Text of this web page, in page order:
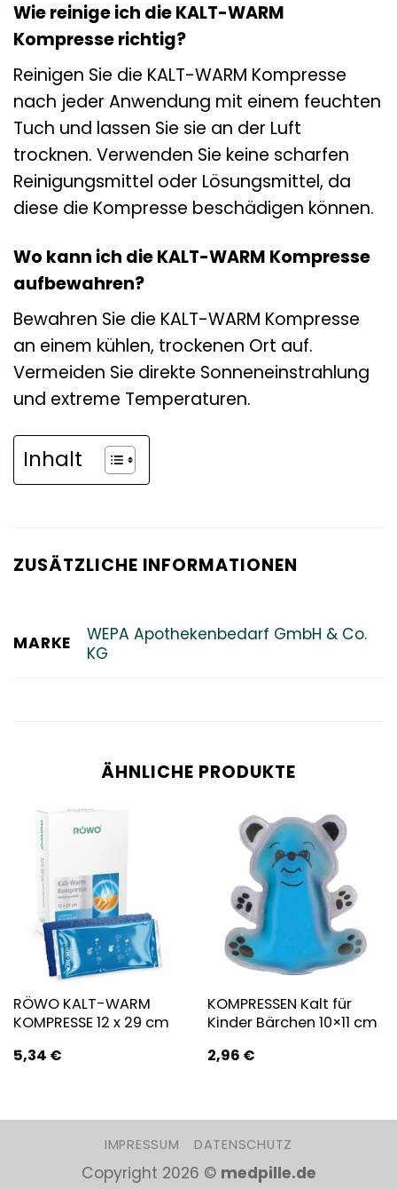
Wie reinige ich die KALT-WARM
Kompresse richtig?
Reinigen Sie die KALT-WARM Kompresse
nach jeder Anwendung mit einem feuchten
Tuch und lassen Sie sie an der Luft
trocknen. Verwenden Sie keine scharfen
Reinigungsmittel oder Lösungsmittel, da
diese die Kompresse beschädigen können.
Wo kann ich die KALT-WARM Kompresse
aufbewahren?
Bewahren Sie die KALT-WARM Kompresse
an einem kühlen, trockenen Ort auf.
Vermeiden Sie direkte Sonneneinstrahlung
und extreme Temperaturen.
Inhalt
ZUSÄTZLICHE INFORMATIONEN
MARKE
WEPA Apothekenbedarf GmbH & Co.
KG
ÄHNLICHE PRODUKTE
RÖWO KALT-WARM
KOMPRESSE 12 x 29 cm
5,34 €
KOMPRESSEN Kalt für
Kinder Bärchen 10×11 cm
2,96 €
IMPRESSUM DATENSCHUTZ
Copyright 2026 © medpille.de